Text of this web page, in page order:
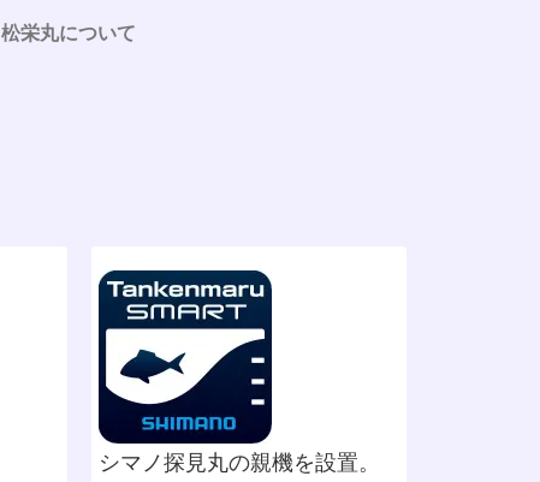
松栄丸について
シマノ探見丸の親機を設置。